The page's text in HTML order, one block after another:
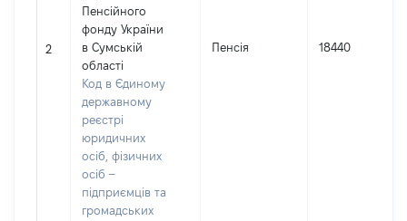
2
Пенсійного
фонду України
в Сумській
області
Код в Єдиному
державному
реєстрі
юридичних
осіб, фізичних
осіб –
підприємців та
громадських
Пенсія 18440